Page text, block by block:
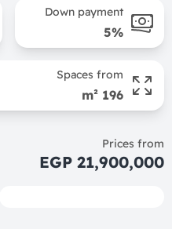
Down payment
5%
Spaces from
196 m²
Prices from
21,900,000 EGP